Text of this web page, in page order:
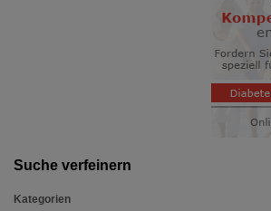
Suche verfeinern
Kategorien